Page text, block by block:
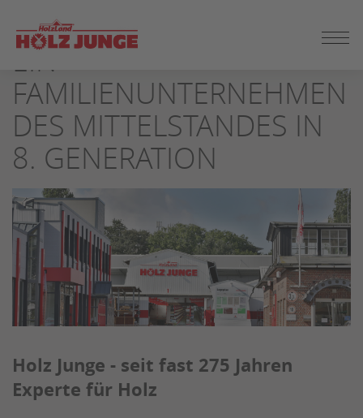
SEITENINHALT
EIN
FAMILIENUNTERNEHMEN
DES MITTELSTANDES IN
8. GENERATION
Holz Junge - seit fast 275 Jahren
Experte für Holz